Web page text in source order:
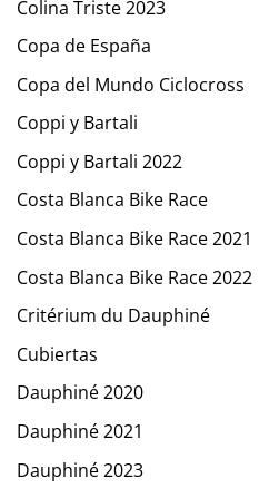
Colina Triste 2023
Copa de España
Copa del Mundo Ciclocross
Coppi y Bartali
Coppi y Bartali 2022
Costa Blanca Bike Race
Costa Blanca Bike Race 2021
Costa Blanca Bike Race 2022
Critérium du Dauphiné
Cubiertas
Dauphiné 2020
Dauphiné 2021
Dauphiné 2023